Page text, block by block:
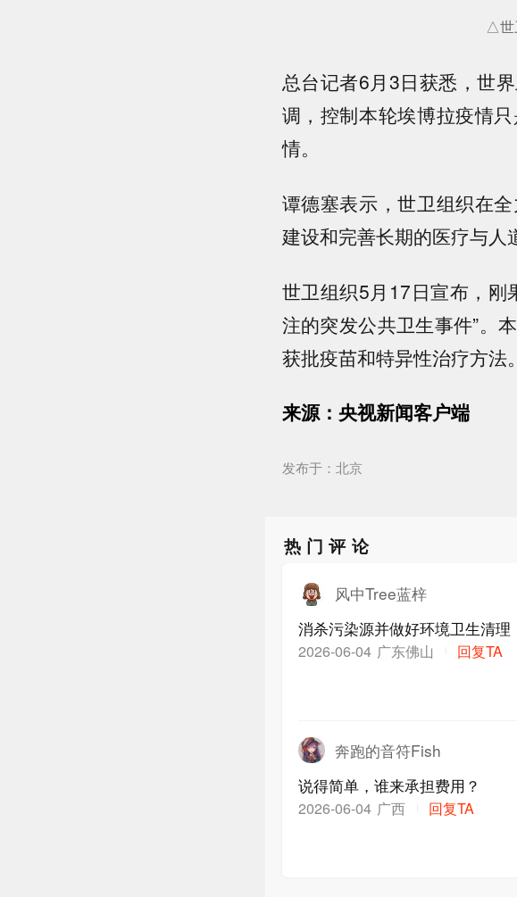
△世
总台记者6月3日获悉，世
调，控制本轮埃博拉疫情
情。
谭德塞表示，世卫组织在
建设和完善长期的医疗与人
世卫组织5月17日宣布，刚
注的突发公共卫生事件”。
获批疫苗和特异性治疗方法。
来源：央视新闻客户端
发布于：北京
热门评论
风中Tree蓝梓
消杀污染源并做好环境卫生清理
2026-06-04 广东佛山 回复TA
奔跑的音符Fish
说得简单，谁来承担费用？
2026-06-04 广西 回复TA